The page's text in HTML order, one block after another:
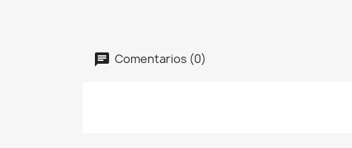
Comentarios (0)